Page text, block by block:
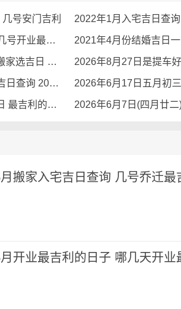
初十
四
15点
号安门吉利
开业吉日2021年5月最佳时间 几号开业最吉利
2026年8月29日七月十七乔迁搬家选吉日 最吉利的日子乔迁
农历二零二六年五月初六入宅吉日查询 2026年6月20日是入宅吉利日子吗
2026年6月14日是不是乔迁吉日 最吉利的日子乔迁
搬家入宅吉日查询 几号乔迁最
开业最吉利的日子 哪几天开业